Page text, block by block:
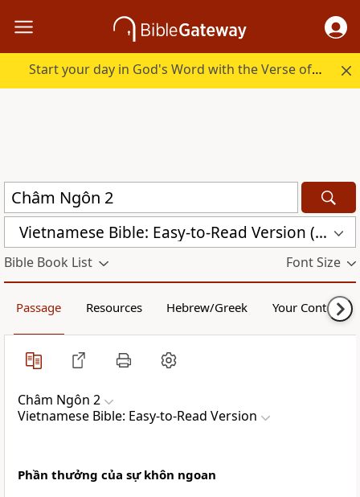
Start your day in God's Word with the Verse of the Day.
Vietnamese Bible: Easy-to-Read Version (BPT)
Bible Book List Font Size
Passage Resources Hebrew/Greek Your Content
Châm Ngôn 2
Vietnamese Bible: Easy-to-Read Version
Phần thưởng của sự khôn ngoan